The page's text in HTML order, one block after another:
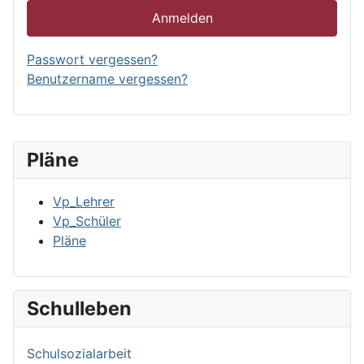
Pläne
Vp_Lehrer
Vp_Schüler
Pläne
Schulleben
Schulsozialarbeit
Anmelden
Passwort vergessen?
Benutzername vergessen?